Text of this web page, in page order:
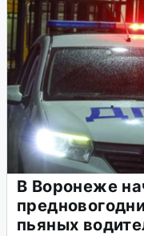
В Воронеже
пьяных